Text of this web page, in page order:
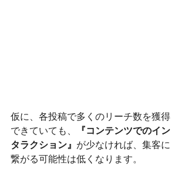
仮に、各投稿で多くのリーチ数を獲得
できていても、
『コンテンツでのイン
タラクション』 が少なければ、集客に
繋がる可能性は低くなります。